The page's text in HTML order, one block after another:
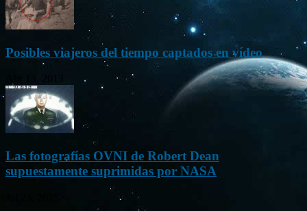
Posibles viajeros del tiempo captados en vídeo
Las fotografías OVNI de Robert Dean
supuestamente suprimidas por NASA